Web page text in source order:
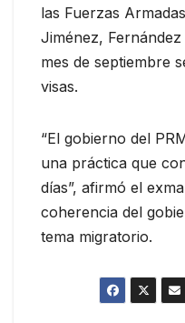
las Fuerzas
Jiménez,
mes de septiembre
visas.
“El gobierno del
una práctica que
días”, afirmó el
coherencia del
tema migratorio.